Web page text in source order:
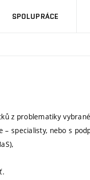
SPOLUPRÁCE
z problematiky
specialisty, nebo s